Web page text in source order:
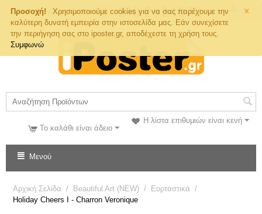
×
Προσοχή!
Χρησιμοποιούμε cookies για να σας παρέχουμε την
καλύτερη δυνατή εμπειρία στην ιστοσελίδα μας. Εάν συνεχίσετε
την περιήγηση σας στο iposter.gr, αποδέχεστε τη χρήση τους.
Συμφωνώ
Τηλ. Παραγγελιών
Η λίστα επιθυμιών είναι κενή
Το καλάθι είναι άδειο
Μενού
Αρχική Σελίδα / Beautiful Art (NEW) / Εορταστικά /
Holiday Cheers I - Charron Veronique